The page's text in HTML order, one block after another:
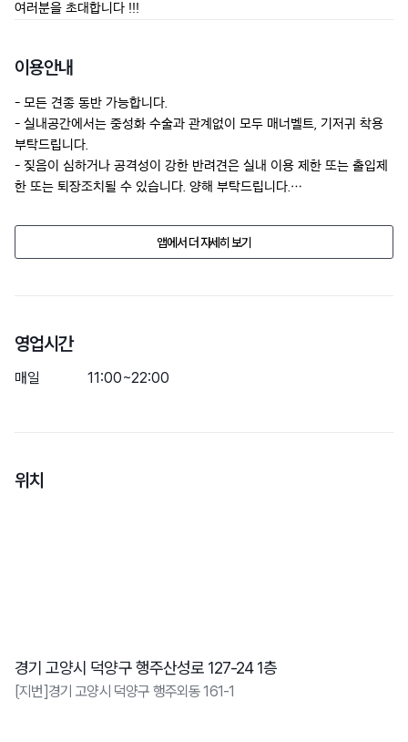
여러분을 초대합니다 !!!
이용안내
- 모든 견종 동반 가능합니다.
- 실내공간에서는 중성화 수술과 관계없이 모두 매너벨트, 기저귀 착용
부탁드립니다.
- 짖음이 심하거나 공격성이 강한 반려견은 실내 이용 제한 또는 출입제
한 또는 퇴장조치될 수 있습니다. 양해 부탁드립니다.
- 견주의 동의 없이 함부로 만지거나 안아주지 마세요.
- 보호자께서는 자신의 반려견을 늘 살펴주시길 바랍니다.
앱에서 더 자세히 보기
영업시간
매일 11:00~22:00
위치
경기 고양시 덕양구 행주산성로 127-24 1층
[지번]경기 고양시 덕양구 행주외동 161-1